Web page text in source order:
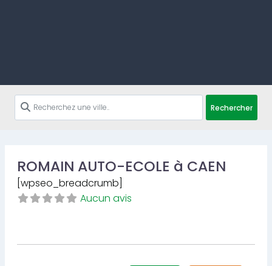
Rechercher
ROMAIN AUTO-ECOLE à CAEN
[wpseo_breadcrumb]
Aucun avis